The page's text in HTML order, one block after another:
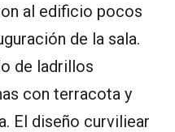
al edificio pocos
de la sala.
de ladrillos
con terracota y
El diseño curviliear